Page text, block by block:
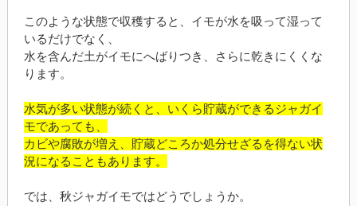
このような状態で収穫すると、イモが水を吸って湿って
いるだけでなく、
水を含んだ土がイモにへばりつき、さらに乾きにくくな
ります。
水気が多い状態が続くと、いくら貯蔵ができるジャガイ
モであっても、
カビや腐敗が増え、貯蔵どころか処分せざるを得ない状
況になることもあります。
では、秋ジャガイモではどうでしょうか。